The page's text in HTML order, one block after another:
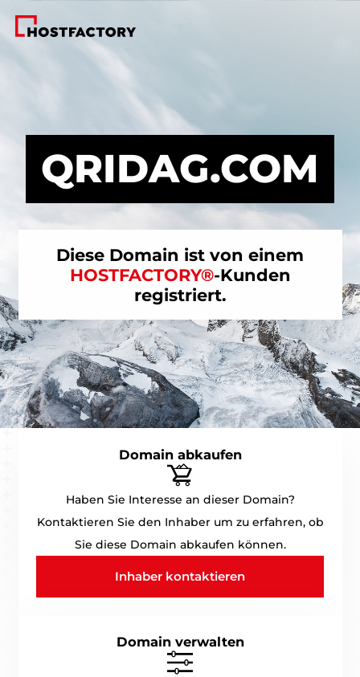
QRIDAG.COM
Diese Domain ist von einem
HOSTFACTORY®-Kunden
registriert.
Domain abkaufen
Haben Sie Interesse an dieser Domain?
Kontaktieren Sie den Inhaber um zu erfahren, ob
Sie diese Domain abkaufen können.
Inhaber kontaktieren
Domain verwalten